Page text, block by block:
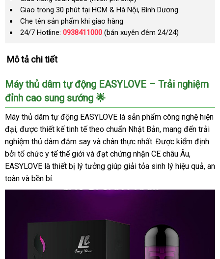
Giao trong 30 phút tại HCM & Hà Nội, Bình Dương
Che tên sản phẩm khi giao hàng
24/7 Hotline: 0938411000 (bán xuyên đêm 24/24)
Mô tả chi tiết
Máy thủ dâm tự động EASYLOVE – Trải nghiệm
đỉnh cao sung sướng 🌟
Máy thủ dâm tự động EASYLOVE là sản phẩm công nghệ hiện
đại, được thiết kế tinh tế theo chuẩn Nhật Bản, mang đến trải
nghiệm thủ dâm đắm say và chân thực nhất. Được kiểm định
bởi tổ chức y tế thế giới và đạt chứng nhận CE châu Âu,
EASYLOVE là thiết bị lý tưởng giúp giải tỏa sinh lý hiệu quả, an
toàn và bền bỉ.